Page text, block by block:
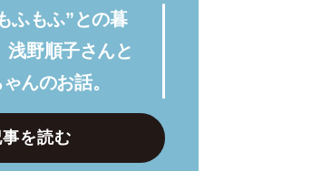
ふもふ”との暮
浅野順子さんと
んのお話。
を読む